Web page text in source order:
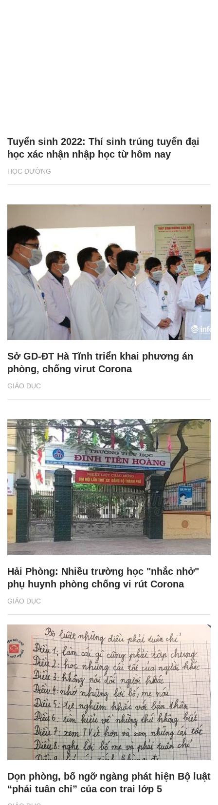
HỌC ĐƯỜNG
Tuyển sinh 2022: Thí sinh trúng tuyển đại
học xác nhận nhập học từ hôm nay
GIÁO DỤC
Sở GD-ĐT Hà Tĩnh triển khai phương án
phòng, chống virut Corona
GIÁO DỤC
Hải Phòng: Nhiều trường học "nhắc nhở"
phụ huynh phòng chống vi rút Corona
Dọn phòng, bố ngỡ ngàng phát hiện Bộ luật
“phải tuân chỉ” của con trai lớp 5